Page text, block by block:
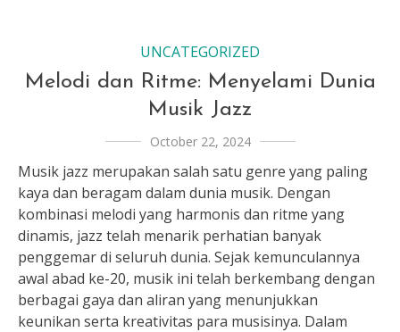
UNCATEGORIZED
Melodi dan Ritme: Menyelami Dunia
Musik Jazz
October 22, 2024
Musik jazz merupakan salah satu genre yang paling
kaya dan beragam dalam dunia musik. Dengan
kombinasi melodi yang harmonis dan ritme yang
dinamis, jazz telah menarik perhatian banyak
penggemar di seluruh dunia. Sejak kemunculannya
awal abad ke-20, musik ini telah berkembang dengan
berbagai gaya dan aliran yang menunjukkan
keunikan serta kreativitas para musisinya. Dalam